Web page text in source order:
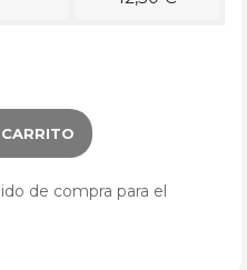
de compra para el